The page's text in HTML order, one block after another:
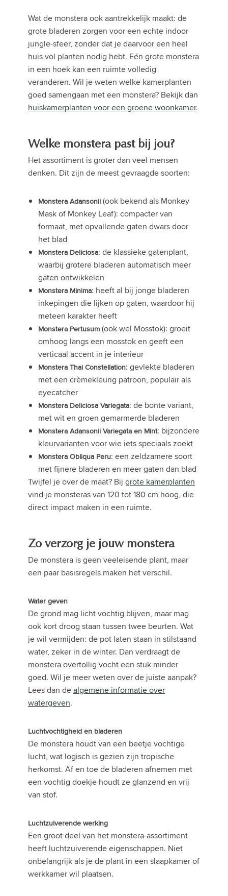
Wat de monstera ook aantrekkelijk maakt: de
grote bladeren zorgen voor een echte indoor
jungle-sfeer, zonder dat je daarvoor een heel
huis vol planten nodig hebt. Eén grote monstera
in een hoek kan een ruimte volledig
veranderen. Wil je weten welke kamerplanten
goed samengaan met een monstera? Bekijk dan
huiskamerplanten voor een groene woonkamer.
Welke monstera past bij jou?
Het assortiment is groter dan veel mensen
denken. Dit zijn de meest gevraagde soorten:
Monstera Adansonii (ook bekend als Monkey
Mask of Monkey Leaf): compacter van
formaat, met opvallende gaten dwars door
het blad
Monstera Deliciosa: de klassieke gatenplant,
waarbij grotere bladeren automatisch meer
gaten ontwikkelen
Monstera Minima: heeft al bij jonge bladeren
inkepingen die lijken op gaten, waardoor hij
meteen karakter heeft
Monstera Pertusum (ook wel Mosstok): groeit
omhoog langs een mosstok en geeft een
verticaal accent in je interieur
Monstera Thai Constellation: gevlekte bladeren
met een crèmekleurig patroon, populair als
eyecatcher
Monstera Deliciosa Variegata: de bonte variant,
met wit en groen gemarmerde bladeren
Monstera Adansonii Variegata en Mint: bijzondere
kleurvarianten voor wie iets speciaals zoekt
Monstera Obliqua Peru: een zeldzamere soort
met fijnere bladeren en meer gaten dan blad
Twijfel je over de maat? Bij grote kamerplanten
vind je monsteras van 120 tot 180 cm hoog, die
direct impact maken in een ruimte.
Zo verzorg je jouw monstera
De monstera is geen veeleisende plant, maar
een paar basisregels maken het verschil.
Water geven
De grond mag licht vochtig blijven, maar mag
ook kort droog staan tussen twee beurten. Wat
je wil vermijden: de pot laten staan in stilstaand
water, zeker in de winter. Dan verdraagt de
monstera overtollig vocht een stuk minder
goed. Wil je meer weten over de juiste aanpak?
Lees dan dealgemene informatie over
watergeven.
Luchtvochtigheid en bladeren
De monstera houdt van een beetje vochtige
lucht, wat logisch is gezien zijn tropische
herkomst. Af en toe de bladeren afnemen met
een vochtig doekje houdt ze glanzend en vrij
van stof.
Luchtzuiverende werking
Een groot deel van het monstera-assortiment
heeft luchtzuiverende eigenschappen. Niet
onbelangrijk als je de plant in een slaapkamer of
werkkamer wil plaatsen.